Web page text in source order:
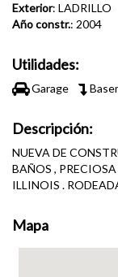
Exterior: LADRILLO
Año constr.: 2004
Utilidades:
Garage
Descripción:
NUEVA DE
BAÑOS , PRECIOSA
ILLINOIS .
Mapa